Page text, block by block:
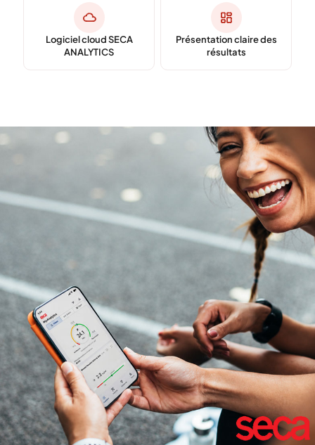
Logiciel cloud SECA
ANALYTICS
Présentation claire des
résultats